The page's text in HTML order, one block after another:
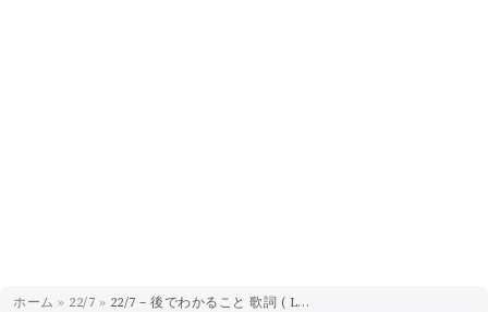
ホーム » 22/7 » 22/7 – 後でわかること 歌詞 ( Lyrics)